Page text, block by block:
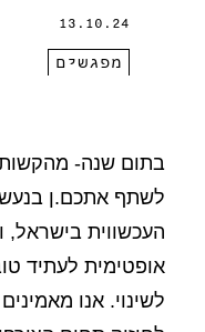
13.10.24
מפגשים
בתום שנה- מהקשות
לשתף אתכם.ן
העכשווית בישראל,
אופטימית לעתיד
לשינוי. אנו